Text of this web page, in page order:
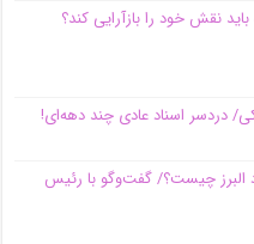
نقش خود را بازآرایی کند؟
دردسر اسناد عادی چند‌ دهه‌ای!
البرز چیست؟/ گفت‌وگو با رئیس